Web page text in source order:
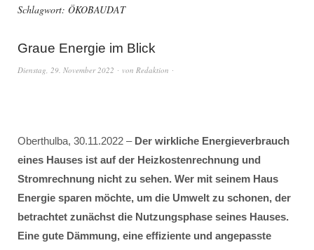
Schlagwort: ÖKOBAUDAT
Graue Energie im Blick
Dienstag, 29. November 2022 von Redaktion
Oberthulba, 30.11.2022 – Der wirkliche Energieverbrauch
eines Hauses ist auf der Heizkostenrechnung und
Stromrechnung nicht zu sehen. Wer mit seinem Haus
Energie sparen möchte, um die Umwelt zu schonen, der
betrachtet zunächst die Nutzungsphase seines Hauses.
Eine gute Dämmung, eine effiziente und angepasste